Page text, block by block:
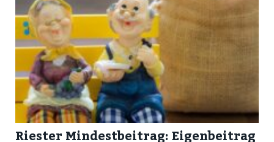
Riester Mindestbeitrag: Eigenbeitrag